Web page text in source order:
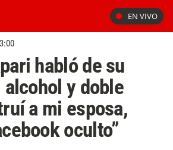
EN VIVO
habló de su
y doble
a mi esposa,
oculto”